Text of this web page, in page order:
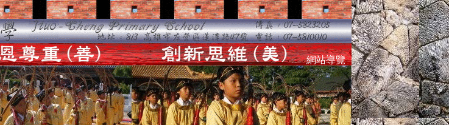
::: 網站導覽
智慧財產權
節能減碳全民行動